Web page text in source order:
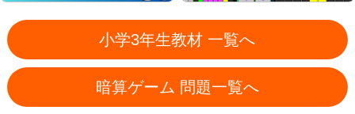
小学3年生教材 一覧へ
暗算ゲーム 問題一覧へ